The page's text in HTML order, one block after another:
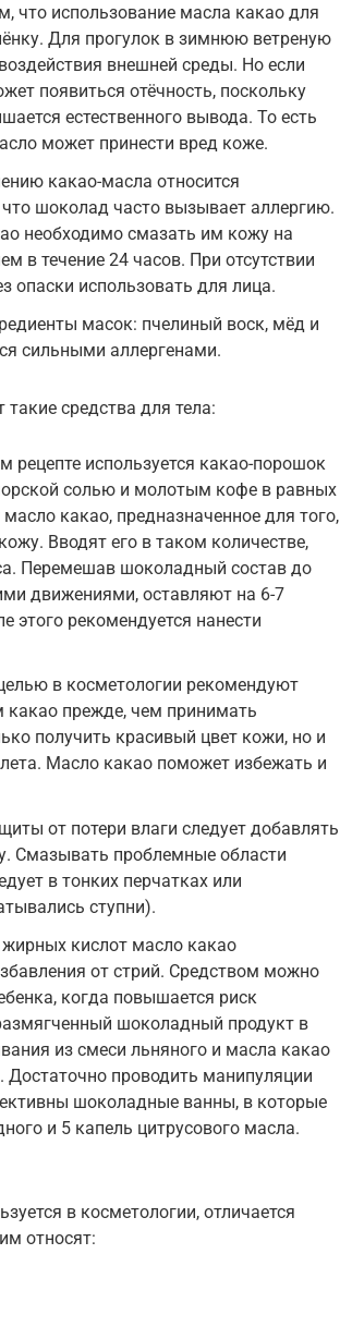
что использование масла какао для
Для прогулок в зимнюю ветреную
внешней среды. Но если
появиться отёчность, поскольку
естественного вывода. То есть
может принести вред коже.
какао-масла относится
шоколад часто вызывает аллергию.
необходимо смазать им кожу на
в течение 24 часов. При отсутствии
опаски использовать для лица.
масок: пчелиный воск, мёд и
сильными аллергенами.
средства для тела:
используется какао-порошок
солью и молотым кофе в равных
какао, предназначенное для того,
Вводят его в таком количестве,
Перемешав шоколадный состав до
движениями, оставляют на 6-7
рекомендуется нанести
в косметологии рекомендуют
прежде, чем принимать
получить красивый цвет кожи, но и
Масло какао поможет избежать и
от потери влаги следует добавлять
Смазывать проблемные области
в тонких перчатках или
ступни).
кислот масло какао
от стрий. Средством можно
когда повышается риск
шоколадный продукт в
из смеси льняного и масла какао
проводить манипуляции
шоколадные ванны, в которые
и 5 капель цитрусового масла.
в косметологии, отличается
относят: